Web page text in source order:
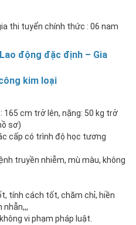
thi tuyển chính thức : 06 nam
Lao động đặc định – Gia
kim loại
165 cm trở lên, nặng: 50 kg trở
sơ)
cấp có trình độ học tương
truyền nhiễm, mù màu, không
tính cách tốt, chăm chỉ, hiền
nhẫn,,,
vi phạm pháp luật.